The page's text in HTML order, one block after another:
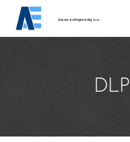
AdvancedEngineering s.r.o.
DLP